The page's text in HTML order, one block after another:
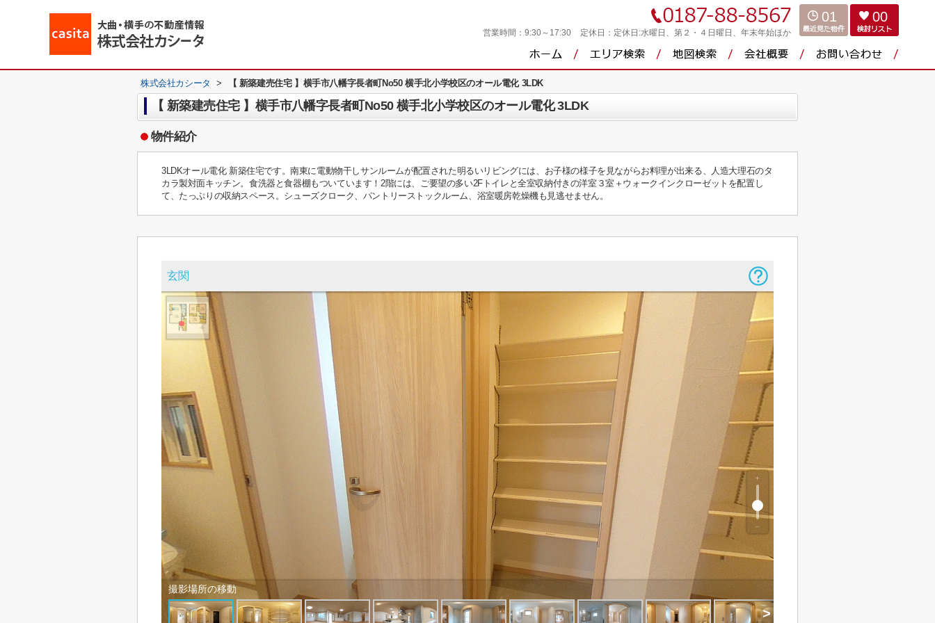
営業時間： 9:30～17:30 定休日： 定休日:水曜日、第２・４日曜日、年末年始ほか
01 00
株式会社カシータ > 【 新築建売住宅 】横手市八幡字長者町No50 横手北小学校区のオール電化 3LDK
【 新築建売住宅 】横手市八幡字長者町No50 横手北小学校区のオール電化 3LDK
物件紹介
3LDKオール電化 新築住宅です。南東に電動物干しサンルームが配置された明るいリビングには、お子様の様子を見ながらお料理が出来る、人造大理石のタ
カラ製対面キッチン。食洗器と食器棚もついています！2階には、ご要望の多い2Fトイレと全室収納付きの洋室３室＋ウォークインクローゼットを配置し
て、たっぷりの収納スペース。シューズクローク、パントリーストックルーム、浴室暖房乾燥機も見逃せません。